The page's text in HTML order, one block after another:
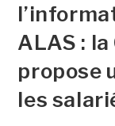
ALAS : la
propose
les